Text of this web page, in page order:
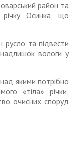
район та
Осинка, що
русло та підвести
вологи у
якими потрібно
«тіла» річки,
очисних споруд